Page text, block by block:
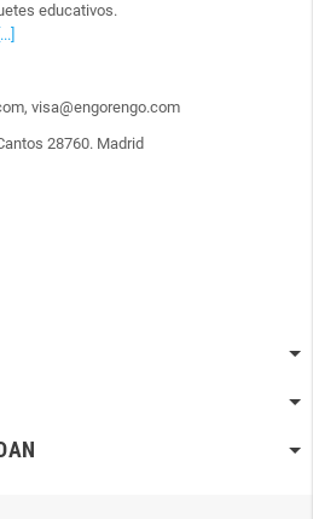
educativos.
[...]
visa@engorengo.com
28760. Madrid